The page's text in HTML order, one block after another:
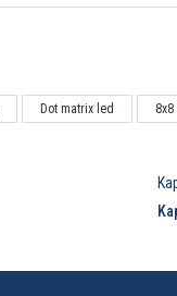
Dot matrix led